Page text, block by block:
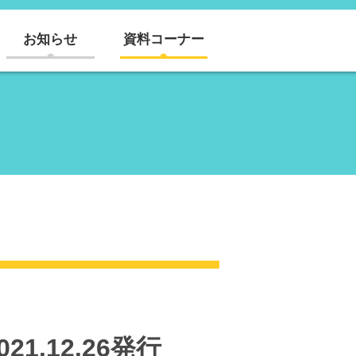
お知らせ 資料コーナー
発行